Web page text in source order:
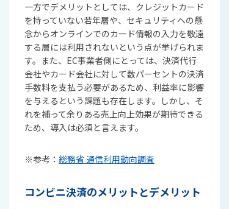
一方でデメリットとしては、クレジットカード
を持っていない若年層や、セキュリティへの懸
念からオンラインでのカード情報の入力を敬遠
する層には利用されないという点が挙げられま
す。また、EC事業者側にとっては、決済代行
会社やカード会社に対して数パーセントの決済
手数料を支払う必要があるため、利益率に影響
を与えるという課題も存在します。しかし、そ
れを補って余りある売上向上効果が期待できる
ため、導入は必須と言えます。
※参考： 総務省 通信利用動向調査
コンビニ決済のメリットとデメリット